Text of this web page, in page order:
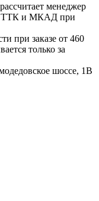
менеджер
ТТК и МКАД при
при заказе от 460
только за
шоссе, 1В